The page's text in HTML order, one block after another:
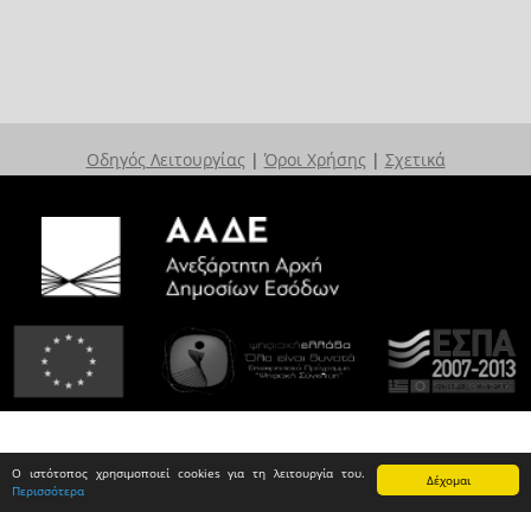
Δέχομαι
Ο ιστότοπος χρησιμοποιεί cookies για τη λειτουργία του.
Περισσότερα
Οδηγός Λειτουργίας | Όροι Χρήσης | Σχετικά